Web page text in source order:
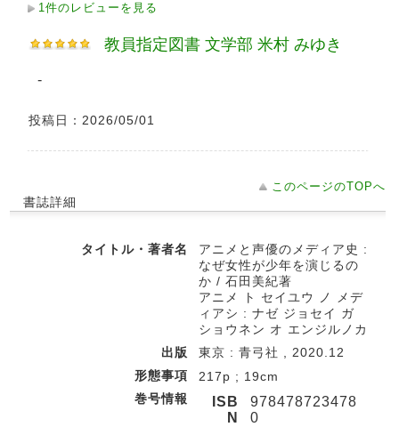
1件のレビューを見る
教員指定図書 文学部 米村 みゆき
-
投稿日：2026/05/01
このページのTOPへ
書誌詳細
タイトル・著者名
アニメと声優のメディア史 :
なぜ女性が少年を演じるの
か / 石田美紀著
アニメ ト セイユウ ノ メデ
ィアシ : ナゼ ジョセイ ガ
ショウネン オ エンジルノカ
出版
東京 : 青弓社 , 2020.12
形態事項
217p ; 19cm
巻号情報
ISB
N
978478723478
0